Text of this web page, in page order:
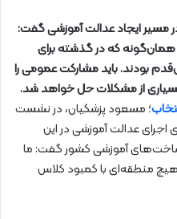
مسیر ایجاد عدالت آموزشی گفت:
که در گذشته برای
بودند. باید مشارکت عمومی را
بسیاری از مشکلات حل خواهد شد.
؛ مسعود پزشکیان، در نشست
اجرای عدالت آموزشی در این
آموزشی کشور گفت: ما
منطقه‌ای با کمبود کلاس